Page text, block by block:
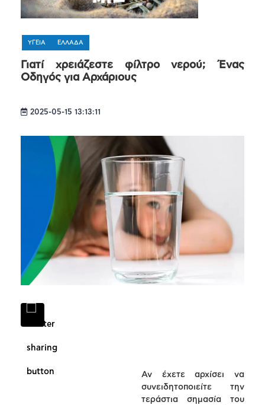
ΥΓΕΙΑ ΕΛΛΑΔΑ
Γιατί χρειάζεστε φίλτρο νερού; Ένας
Οδηγός για Αρχάριους
2025-05-15 13:13:11
Αν έχετε αρχίσει να
συνειδητοποιείτε την
τεράστια σημασία του